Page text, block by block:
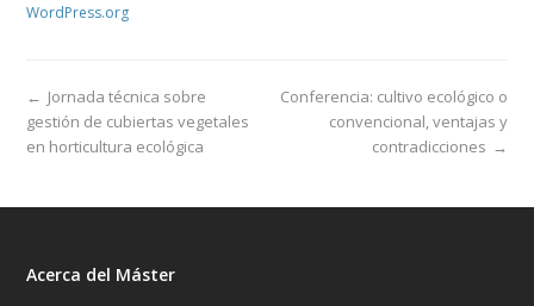
WordPress.org
Conferencia: cultivo ecológico o
convencional, ventajas y
contradicciones →
← Jornada técnica sobre
gestión de cubiertas vegetales
en horticultura ecológica
Acerca del Máster